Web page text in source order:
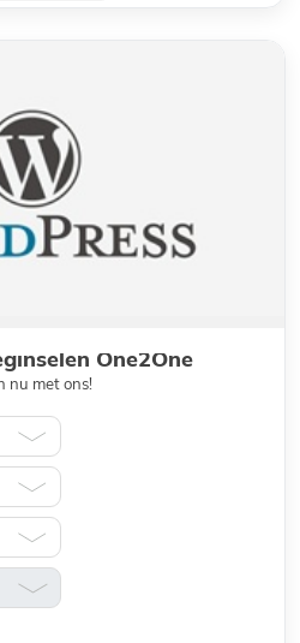
One2One
nu met ons!